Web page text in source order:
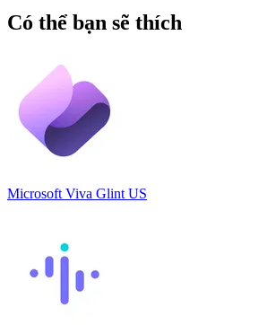
Có thể bạn sẽ thích
Microsoft Viva Glint US